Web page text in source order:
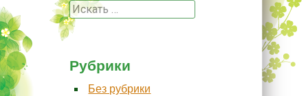
Поиск
Рубрики
Без рубрики